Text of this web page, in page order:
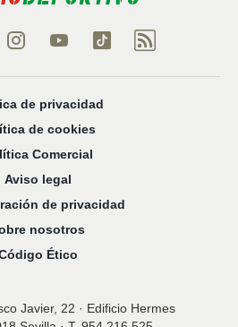
de privacidad
de cookies
Comercial
Aviso legal
de privacidad
nosotros
Ético
Javier, 22 · Edificio Hermes